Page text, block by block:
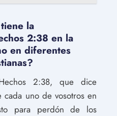
la
2:38 en la
en diferentes
2:38, que dice
cada uno de vosotros en
para perdón de los